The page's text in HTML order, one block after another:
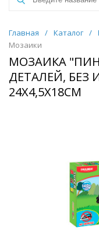
Главная / Каталог /
Мозаики
МОЗАИКА
ДЕТАЛЕЙ, БЕЗ
24Х4,5Х18СМ